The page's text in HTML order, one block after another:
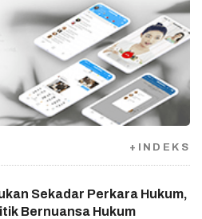
+INDEKS
Sekadar Perkara Hukum,
Bernuansa Hukum